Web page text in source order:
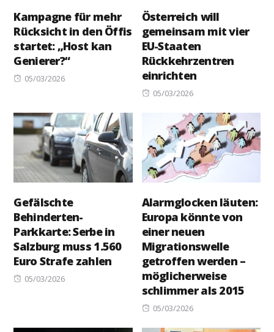
Kampagne für mehr
Rücksicht in den Öffis
startet: „Host kan
Genierer?“
Posted
05/03/2026
Österreich will
gemeinsam mit vier
EU-Staaten
Rückkehrzentren
einrichten
Posted
05/03/2026
Gefälschte
Behinderten-
Parkkarte: Serbe in
Salzburg muss 1.560
Euro Strafe zahlen
Posted
05/03/2026
Alarmglocken läuten:
Europa könnte von
einer neuen
Migrationswelle
getroffen werden –
möglicherweise
schlimmer als 2015
Posted
05/03/2026